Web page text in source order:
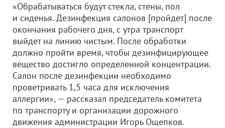
«Обрабатываться будут стекла, стены, пол
и сиденья. Дезинфекция салонов [пройдет] после
окончания рабочего дня, с утра транспорт
выйдет на линию чистым. После обработки
должно пройти время, чтобы дезинфицирующее
вещество достигло определенной концентрации.
Салон после дезинфекции необходимо
проветривать 1,5 часа для исключения
аллергии», — рассказал председатель комитета
по транспорту и организации дорожного
движения администрации Игорь Ощепков.